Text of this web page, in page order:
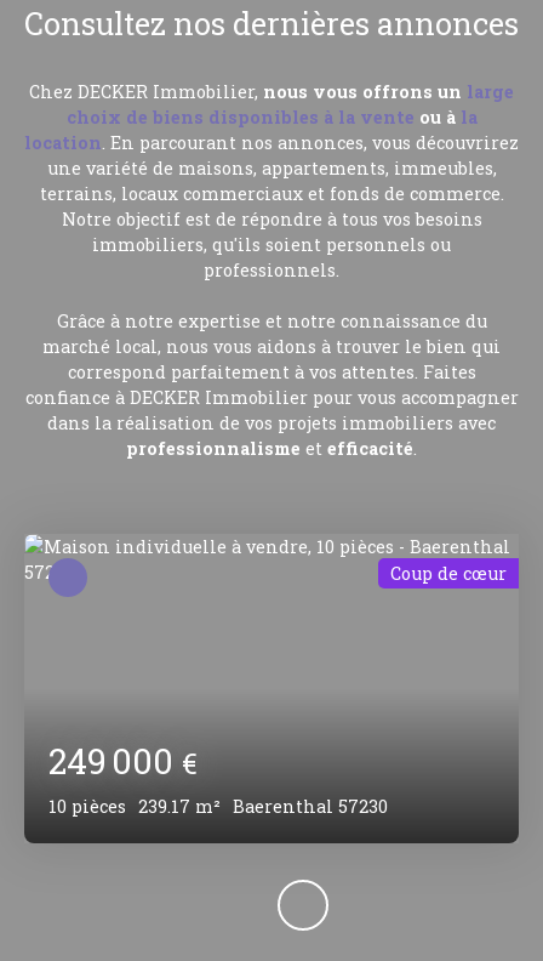
Consultez nos dernières annonces
Chez DECKER Immobilier, nous vous offrons un large
choix de biens disponibles à la vente ou à la
location . En parcourant nos annonces, vous découvrirez
une variété de maisons, appartements, immeubles,
terrains, locaux commerciaux et fonds de commerce.
Notre objectif est de répondre à tous vos besoins
immobiliers, qu'ils soient personnels ou
professionnels.
Grâce à notre expertise et notre connaissance du
marché local, nous vous aidons à trouver le bien qui
correspond parfaitement à vos attentes. Faites
confiance à DECKER Immobilier pour vous accompagner
dans la réalisation de vos projets immobiliers avec
professionnalisme et efficacité
249 000 €
10 pièces 239.17 m² Baerenthal 57230
Coup de cœur